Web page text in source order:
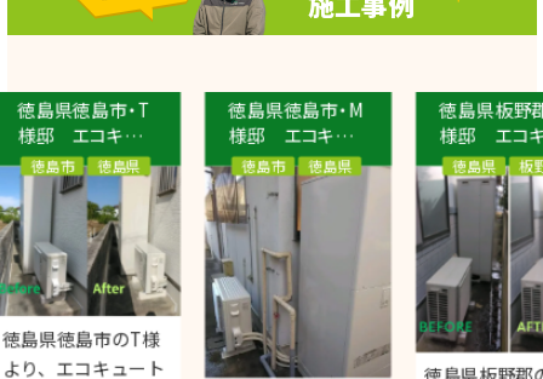
徳島市・T
コキュ
換工事
徳島県
キュート
島市のT様
コキュート
徳島県徳島市・M
様邸 エコキュ
ート新設設置工
事
Panasonic
HEJ37LZS
徳島市
徳島県
エコキュート
徳島県板野郡・B
様邸 エコキュ
ート交換工事
ダイキン370L
EQA37ZFV
徳島県
板野郡
エコキュート